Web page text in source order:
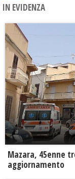
IN EVIDENZA
Mazara, 45enne
aggiornamento